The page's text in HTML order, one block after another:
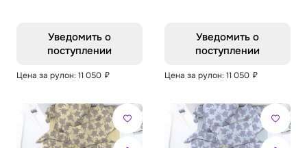
Уведомить о
поступлении
Цена за рулон: 11 050 ₽
Уведомить о
поступлении
Цена за рулон: 11 050 ₽